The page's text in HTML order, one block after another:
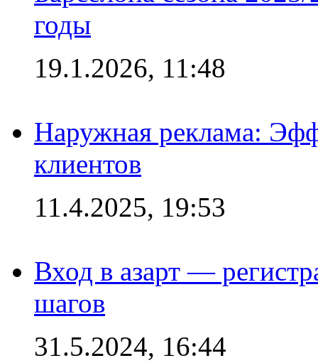
годы
19.1.2026, 11:48
Наружная реклама:
клиентов
11.4.2025, 19:53
Вход в азарт —
шагов
31.5.2024, 16:44